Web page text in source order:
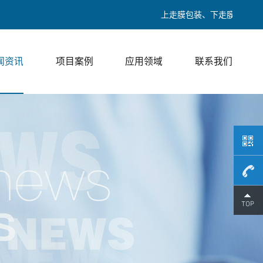
上走膜包装、下走膜包装、热收缩包装
资讯 项目案例 应用领域 联系我们